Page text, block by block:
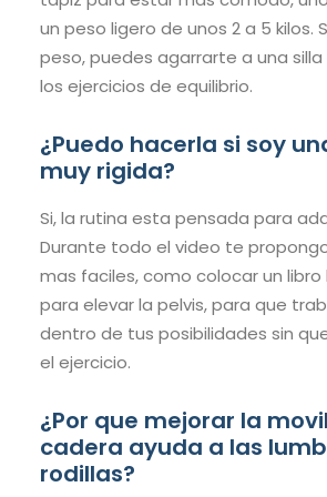
un peso ligero de unos 2 a 5 kilos.
peso, puedes agarrarte a una
los ejercicios de equilibrio.
¿Puedo hacerla si soy
muy rigida?
Si, la rutina esta pensada para
Durante todo el video te
mas faciles, como colocar un libro
para elevar la pelvis, para que
dentro de tus posibilidades sin
el ejercicio.
¿Por que mejorar la
cadera ayuda a las
rodillas?